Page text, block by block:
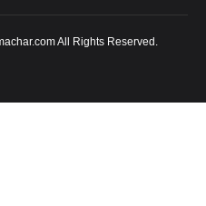
All Rights Reserved.